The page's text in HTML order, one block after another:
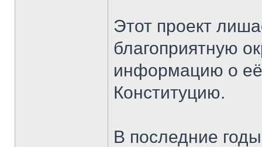
Этот проект
благоприятную
информацию о её
Конституцию.
В последние